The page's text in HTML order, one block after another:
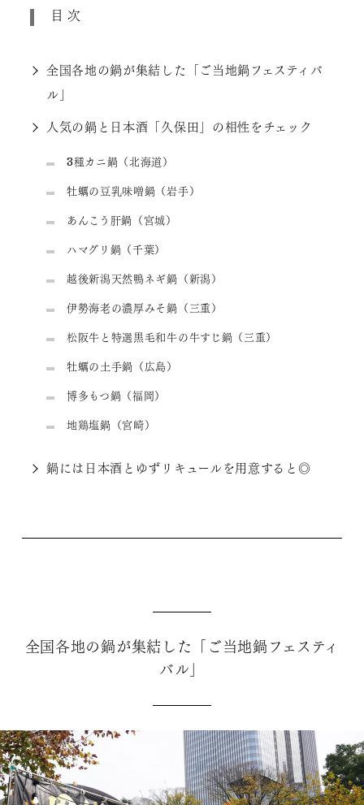
目次
全国各地の鍋が集結した「ご当地鍋フェスティバ
ル」
人気の鍋と日本酒「久保田」の相性をチェック
3種カニ鍋（北海道）
牡蠣の豆乳味噌鍋（岩手）
あんこう肝鍋（宮城）
ハマグリ鍋（千葉）
越後新潟天然鴨ネギ鍋（新潟）
伊勢海老の濃厚みそ鍋（三重）
松阪牛と特選黒毛和牛の牛すじ鍋（三重）
牡蠣の土手鍋（広島）
博多もつ鍋（福岡）
地鶏塩鍋（宮崎）
鍋には日本酒とゆずリキュールを用意すると◎
全国各地の鍋が集結した「ご当地鍋フェスティ
バル」